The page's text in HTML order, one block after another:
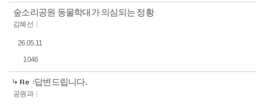
숲소리공원 동물학대가 의심되는 정황
김혜선
26.05.11
1046
답변드립니다.
공원과